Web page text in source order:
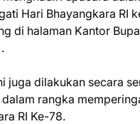
Hari Bhayangkara RI
di halaman Kantor
juga dilakukan secara
dalam rangka
RI Ke-78.